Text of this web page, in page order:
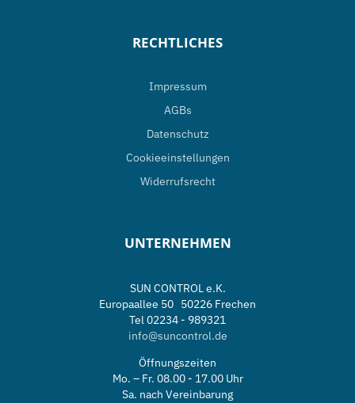
RECHTLICHES
Impressum
AGBs
Datenschutz
Cookieeinstellungen
Widerrufsrecht
UNTERNEHMEN
SUN CONTROL e.K.
Europaallee 50 50226 Frechen
Tel 02234 - 989321
info@suncontrol.de
Öffnungszeiten
Mo. – Fr. 08.00 - 17.00 Uhr
Sa. nach Vereinbarung